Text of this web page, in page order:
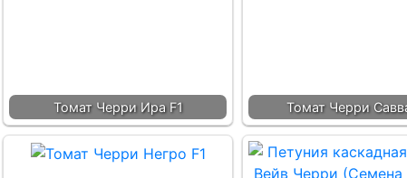
Томат Черри Ира F1 Томат Черри